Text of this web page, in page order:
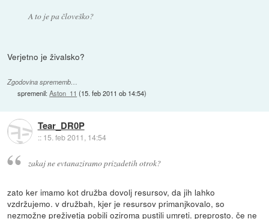
A to je pa človeško?
Verjetno je živalsko?
Zgodovina sprememb…
spremenil:Aston_11 (15. feb 2011 ob 14:54)
Tear_DR0P
:: 15. feb 2011, 14:54
zakaj ne evtanaziramo prizadetih otrok?
zato ker imamo kot družba dovolj resursov, da jih lahko
vzdržujemo. v družbah, kjer je resursov primanjkovalo, so
nezmožne preživetja pobili oziroma pustili umreti. preprosto. če ne